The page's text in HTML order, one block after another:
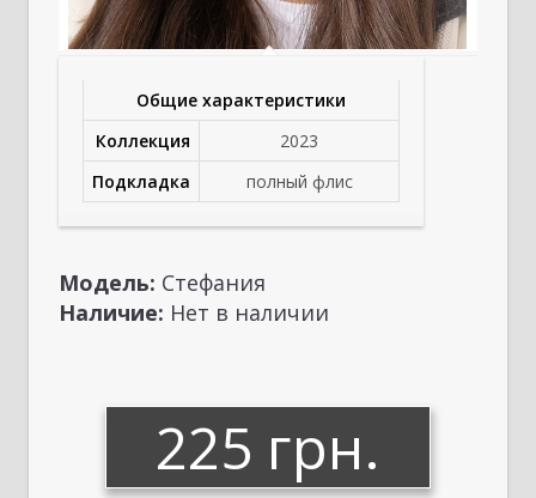
Общие характеристики
Коллекция
2023
Подкладка
полный флис
Модель: Стефания
Наличие: Нет в наличии
225 грн.